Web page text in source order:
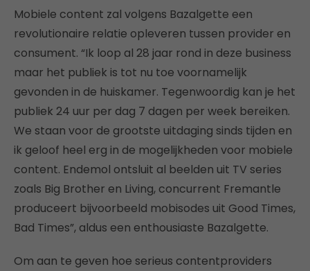
Mobiele content zal volgens Bazalgette een
revolutionaire relatie opleveren tussen provider en
consument. “Ik loop al 28 jaar rond in deze business
maar het publiek is tot nu toe voornamelijk
gevonden in de huiskamer. Tegenwoordig kan je het
publiek 24 uur per dag 7 dagen per week bereiken.
We staan voor de grootste uitdaging sinds tijden en
ik geloof heel erg in de mogelijkheden voor mobiele
content. Endemol ontsluit al beelden uit TV series
zoals Big Brother en Living, concurrent Fremantle
produceert bijvoorbeeld mobisodes uit Good Times,
Bad Times”, aldus een enthousiaste Bazalgette.
Om aan te geven hoe serieus contentproviders